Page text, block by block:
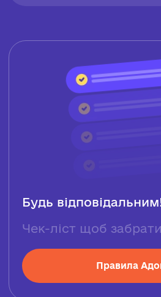
Будь
Чек-ліст щоб
Правила